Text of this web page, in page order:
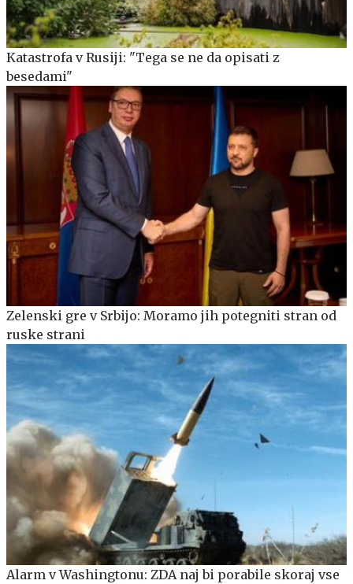
Katastrofa v Rusiji: "Tega se ne da opisati z
besedami"
Zelenski gre v Srbijo: Moramo jih potegniti stran od
ruske strani
Alarm v Washingtonu: ZDA naj bi porabile skoraj vse